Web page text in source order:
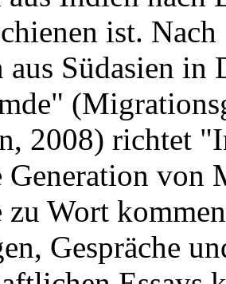
ist.
aus Südasien
2008) richtet
Generation von
zu Wort
Gespräche